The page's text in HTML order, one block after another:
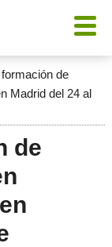
de
Madrid del 24 al
de